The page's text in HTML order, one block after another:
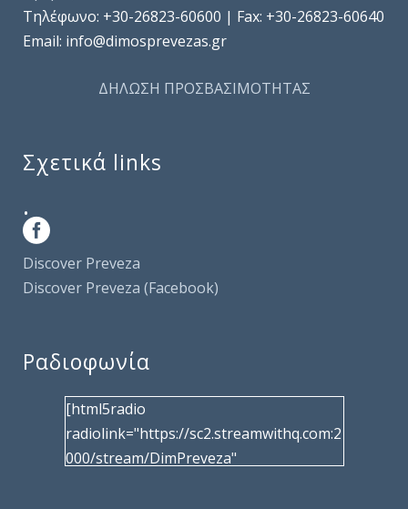
Τηλέφωνo: +30-26823-60600 | Fax: +30-26823-60640
Email: info@dimosprevezas.gr
ΔΗΛΩΣΗ ΠΡΟΣΒΑΣΙΜΟΤΗΤΑΣ
Σχετικά links
.
Discover Preveza
Discover Preveza (Facebook)
Ραδιοφωνία
[html5radio
radiolink="https://sc2.streamwithq.com:2
000/stream/DimPreveza"